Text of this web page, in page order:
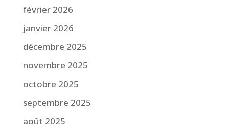
février 2026
janvier 2026
décembre 2025
novembre 2025
octobre 2025
septembre 2025
août 2025